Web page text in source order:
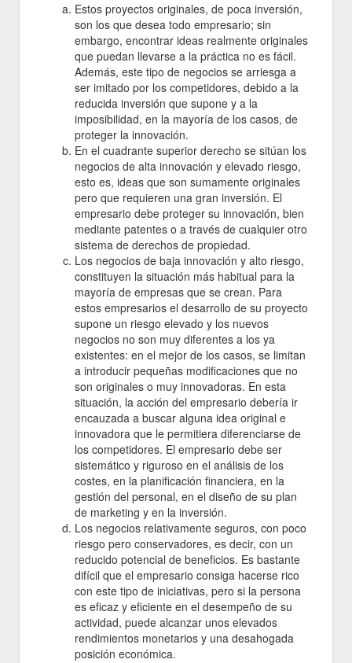
Estos proyectos originales, de poca inversión,
son los que desea todo empresario; sin
embargo, encontrar ideas realmente originales
que puedan llevarse a la práctica no es fácil.
Además, este tipo de negocios se arriesga a
ser imitado por los competidores, debido a la
reducida inversión que supone y a la
imposibilidad, en la mayoría de los casos, de
proteger la innovación.
En el cuadrante superior derecho se sitúan los
negocios de alta innovación y elevado riesgo,
esto es, ideas que son sumamente originales
pero que requieren una gran inversión. El
empresario debe proteger su innovación, bien
mediante patentes o a través de cualquier otro
sistema de derechos de propiedad.
Los negocios de baja innovación y alto riesgo,
constituyen la situación más habitual para la
mayoría de empresas que se crean. Para
estos empresarios el desarrollo de su proyecto
supone un riesgo elevado y los nuevos
negocios no son muy diferentes a los ya
existentes: en el mejor de los casos, se limitan
a introducir pequeñas modificaciones que no
son originales o muy innovadoras. En esta
situación, la acción del empresario debería ir
encauzada a buscar alguna idea original e
innovadora que le permitiera diferenciarse de
los competidores. El empresario debe ser
sistemático y riguroso en el análisis de los
costes, en la planificación financiera, en la
gestión del personal, en el diseño de su plan
de marketing y en la inversión.
Los negocios relativamente seguros, con poco
riesgo pero conservadores, es decir, con un
reducido potencial de beneficios. Es bastante
difícil que el empresario consiga hacerse rico
con este tipo de iniciativas, pero si la persona
es eficaz y eficiente en el desempeño de su
actividad, puede alcanzar unos elevados
rendimientos monetarios y una desahogada
posición económica.